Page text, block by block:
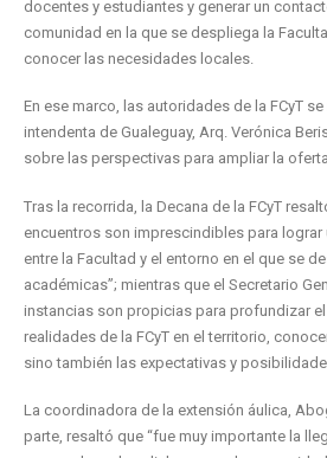
docentes y estudiantes y generar un
comunidad en la que se despliega la
conocer las necesidades locales.
En ese marco, las autoridades de la FCyT
intendenta de Gualeguay, Arq. Verónica
sobre las perspectivas para ampliar la
Tras la recorrida, la Decana de la FCyT
encuentros son imprescindibles para
entre la Facultad y el entorno en el que se
académicas”; mientras que el Secretario
instancias son propicias para profundizar
realidades de la FCyT en el territorio,
sino también las expectativas y
La coordinadora de la extensión áulica,
parte, resaltó que “fue muy importante la